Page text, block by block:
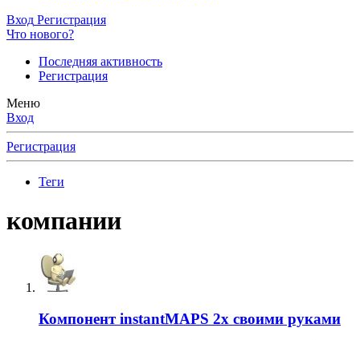
Вход Регистрация
Что нового?
Последняя активность
Регистрация
Меню
Вход
Регистрация
Теги
компании
Компонент instantMAPS 2х своими руками